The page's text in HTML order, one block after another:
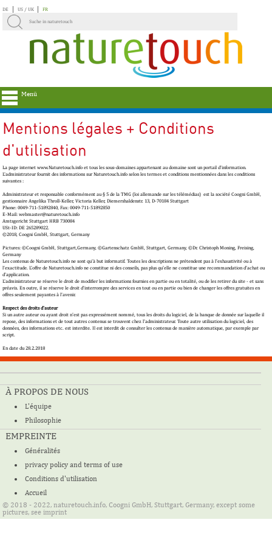
DE US / UK FR
Menü
Mentions légales + Conditions
d'utilisation
La page internet www.Naturetouch.info et tous les sous-domaines appartenant au domaine sont un portail d'information.
L'administrateur fournit des informations sur Naturetouch.info selon les termes et conditions mentionnées dans les conditions
suivantes :
Administrateur et responsable conformément au § 5 de la TMG (loi allemande sur les télémédias) est la société Coogni GmbH,
gestionnaire Angelika Throll-Keller, Victoria Keller, Diemershaldenstr. 13, D-70184 Stuttgart
Phone: 0049-711-51892840, Fax: 0049-711-51892850
E-Mail: webmaster@naturetouch.info
Amtsgericht Stuttgart HRB 730084
USt-ID: DE 265289022.
©2018, Coogni GmbH, Stuttgart, Germany
Pictures: ©Coogni GmbH, Stuttgart,Germany, ©Gartenschatz GmbH, Stuttgart, Germany, ©Dr. Christoph Moning, Freising,
Germany
Les contenus de Naturetouch.info ne sont qu'à but informatif. Toutes les descriptions ne prétendent pas à l'exhaustivité ou à
l'exactitude. L'offre de Naturetouch.info ne constitue ni des conseils, pas plus qu'elle ne constitue une recommandation d'achat ou
d'application.
L'administrateur se réserve le droit de modifier les informations fournies en partie ou en totalité, ou de les retirer du site - et sans
préavis. En outre, il se réserve le droit d'interrompre des services en tout ou en partie ou bien de changer les offres gratuites en
offres seulement payantes à l'avenir.
Respect des droits d'auteur
Si un autre auteur ou ayant droit n'est pas expressément nommé, tous les droits du logiciel, de la banque de donnée sur laquelle il
repose, des informations et de tout autres contenus se trouvent chez l'administrateur. Toute autre utilisation du logiciel, des
données, des informations etc. est interdite. Il est interdit de consulter les contenus de manière automatique, par exemple par
script.
En date du 28.2.2018
À PROPOS DE NOUS
L'équipe
Philosophie
EMPREINTE
Généralités
privacy policy and terms of use
Conditions d'utilisation
Accueil
© 2018 - 2022, naturetouch.info, Coogni GmbH, Stuttgart, Germany, except some
pictures, see imprint